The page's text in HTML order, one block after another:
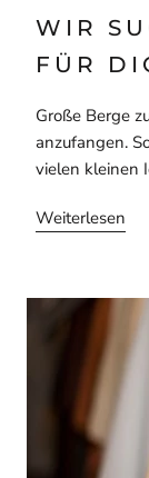
WIR
FÜR
Große Berge
anzufangen.
vielen kleinen
Weiterlesen